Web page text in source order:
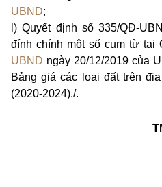
UBND;
l)Quyết định số 335/QĐ-
đính chính một số cụm từ tại
UBND ngày 20/12/2019 của
Bảng giá các loại đất trên
(2020-2024)./.